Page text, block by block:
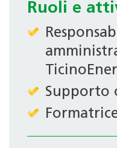
Ruoli e
Supporto